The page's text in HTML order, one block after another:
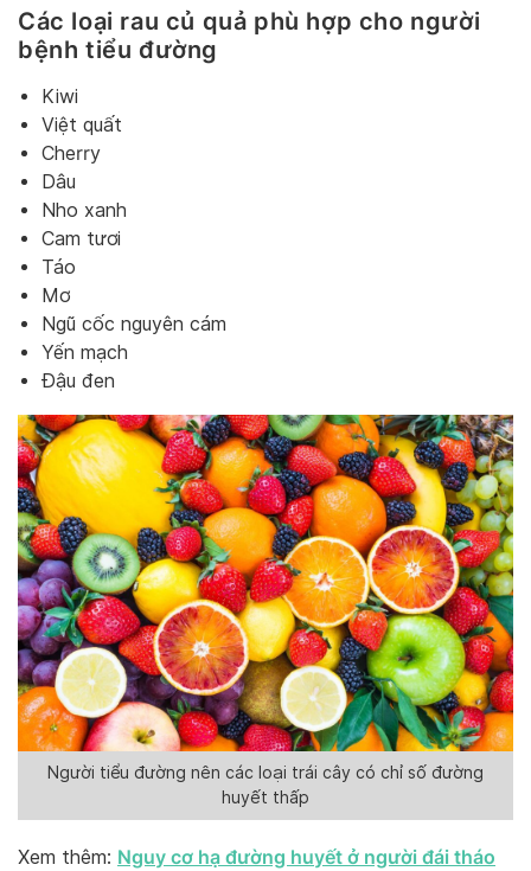
Các loại rau củ quả phù hợp cho người
bệnh tiểu đường
Kiwi
Việt quất
Cherry
Dâu
Nho xanh
Cam tươi
Táo
Mơ
Ngũ cốc nguyên cám
Yến mạch
Đậu đen
Người tiểu đường nên các loại trái cây có chỉ số đường
huyết thấp
Xem thêm: Nguy cơ hạ đường huyết ở người đái tháo